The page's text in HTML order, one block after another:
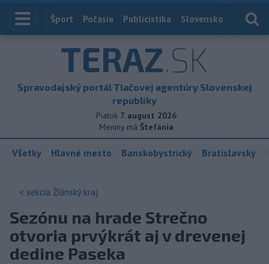
Index
Šport Počasie Publicistika Slovensko
TERAZ.SK
Spravodajský portál Tlačovej agentúry Slovenskej
republiky
Piatok 7. august 2026
Meniny má Štefánia
Všetky Hlavné mesto Banskobystrický Bratislavský
< sekcia Žilinský kraj
Sezónu na hrade Strečno
otvoria prvýkrát aj v drevenej
dedine Paseka